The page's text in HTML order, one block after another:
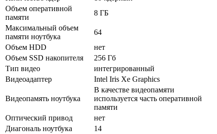
Объем оперативной
памяти
8 ГБ
Максимальный объем
памяти ноутбука
64
Объем HDD
нет
Объем SSD накопителя
256 Гб
Тип видео
интегрированный
Видеоадаптер
Intel Iris Xe Graphics
Видеопамять ноутбука
В качестве видеопамяти
используется часть оперативной
памяти
Оптический привод
нет
Диагональ ноутбука
14